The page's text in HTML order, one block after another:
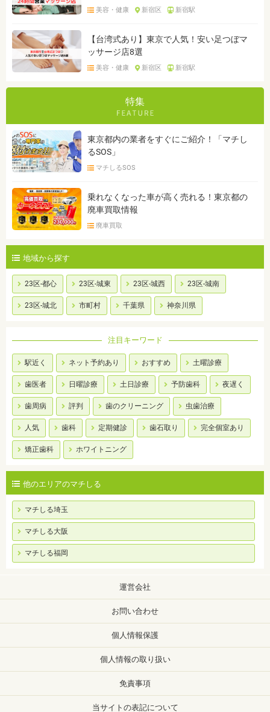
美容・健康 新宿区 新宿駅
【台湾式あり】東京で人気！安い足つぼマ
ッサージ店8選
美容・健康 新宿区 新宿駅
特集
東京都内の業者をすぐにご紹介！「マチし
るSOS」
マチしるSOS
乗れなくなった車が高く売れる！東京都の
廃車買取情報
廃車買取
地域から探す
23区-都心 23区-城東 23区-城西 23区-城南
23区-城北 市町村 千葉県 神奈川県
注目キーワード
駅近く ネット予約あり おすすめ 土曜診療
歯医者 日曜診療 土日診療 予防歯科 夜遅く
歯周病 評判 歯のクリーニング 虫歯治療
人気 歯科 定期健診 歯石取り 完全個室あり
矯正歯科 ホワイトニング
他のエリアのマチしる
マチしる埼玉
マチしる大阪
マチしる福岡
運営会社
お問い合わせ
個人情報保護
個人情報の取り扱い
免責事項
当サイトの表記について